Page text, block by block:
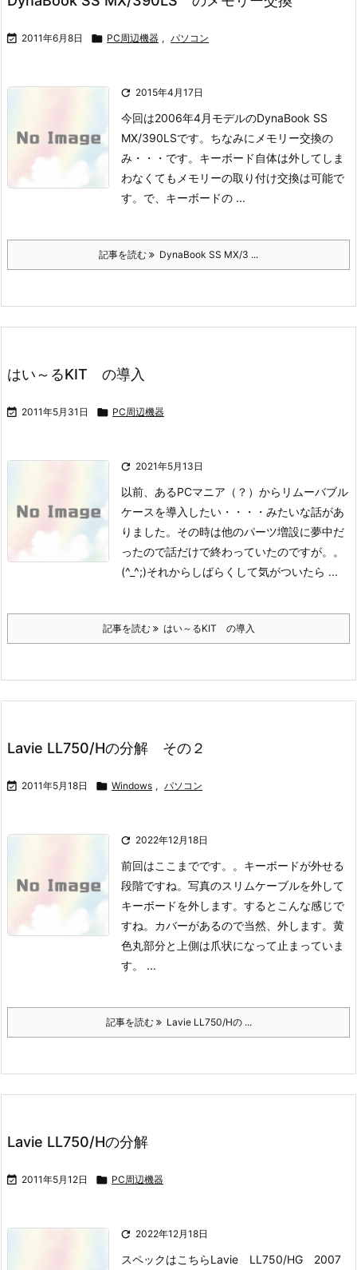
 2011年6月8日  PC周辺機器 , パソコン
 2015年4月17日
今回は2006年4月モデルのDynaBook SS
MX/390LSです。 ちなみにメモリー交換の
み・・・です。 キーボード自体は外してしま
わなくてもメモリーの取り付け交換は可能で
す。 で、キーボードの ...
記事を読む DynaBook SS MX/3 ...
はい～るKIT の導入
 2011年5月31日  PC周辺機器
 2021年5月13日
以前、あるPCマニア（？）からリムーバブル
ケースを導入したい・・・・みたいな話があ
りました。 その時は他のパーツ増設に夢中だ
ったので話だけで終わっていたのですが。。
(^_^;)それからしばらくして気がついたら ...
記事を読む はい～るKIT の導入
Lavie LL750/Hの分解 その２
 2011年5月18日  Windows , パソコン
 2022年12月18日
前回はここまでです。。キーボードが外せる
段階ですね。 写真のスリムケーブルを外して
キーボードを外します。 するとこんな感じで
すね。 カバーがあるので当然、外します。 黄
色丸部分と上側は爪状になって止まっていま
す。 ...
記事を読む Lavie LL750/Hの ...
Lavie LL750/Hの分解
 2011年5月12日  PC周辺機器
 2022年12月18日
スペックはこちらLavie LL750/HG 2007